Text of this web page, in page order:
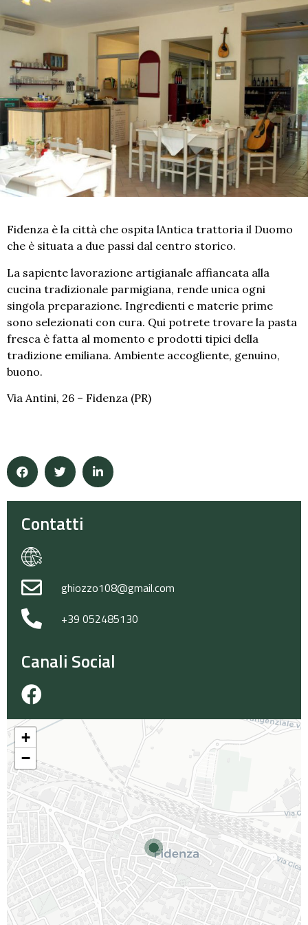
Fidenza è la città che ospita lAntica trattoria il Duomo
che è situata a due passi dal centro storico.
La sapiente lavorazione artigianale affiancata alla
cucina tradizionale parmigiana, rende unica ogni
singola preparazione. Ingredienti e materie prime
sono selezionati con cura. Qui potrete trovare la pasta
fresca è fatta al momento e prodotti tipici della
tradizione emiliana. Ambiente accogliente, genuino,
buono.
Via Antini, 26 – Fidenza (PR)
Contatti
ghiozzo108@gmail.com
+39 052485130
Canali Social
+
−